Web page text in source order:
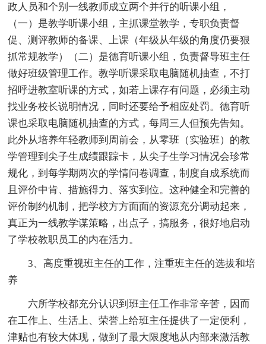
政人员和个别一线教师成立两个并行的听课小组，
（一）是教学听课小组，主抓课堂教学，专职负责督
促、测评教师的备课、上课（年级从年级的角度仍要狠
抓常规教学）（二）是德育听课小组，负责督导班主任
做好班级管理工作。教学听课采取电脑随机抽查，不打
招呼进教室听课的方式，如若上课存有问题，必须主动
找业务校长说明情况，同时还要给予相应处罚。德育听
课也采取电脑随机抽查的方式，每周三人但预先告知。
此外从培养年轻教师到周前会，从零班（实验班）的教
学管理到尖子生成绩跟踪卡，从尖子生学习情况会珍常
规化，到每学期两次的学情问卷调查，制度自成系统而
且评价中肯、措施得力、落实到位。这种健全和完善的
评价制约机制，把学校方方面面的资源充分调动起来，
真正为一线教学谋策略，出点子，搞服务，很好地启动
了学校教职员工的内在活力。
3、高度重视班主任的工作，注重班主任的选拔和培
养
六所学校都充分认识到班主任工作非常辛苦，因而
在工作上、生活上、荣誉上给班主任提供了一定便利，
津贴也有较大体现，做到了最大限度地从内部来激活教